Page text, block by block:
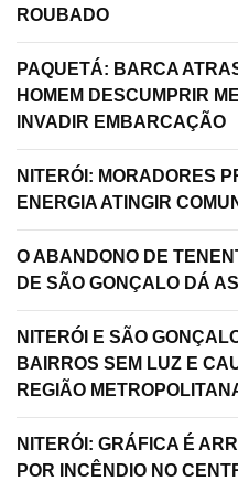
ROUBADO
PAQUETÁ: BARCA
HOMEM DESCUMPRIR
INVADIR EMBARCAÇÃO
NITERÓI: MORADORES
ENERGIA ATINGIR
O ABANDONO DE
DE SÃO GONÇALO DÁ
NITERÓI E SÃO
BAIRROS SEM LUZ E
REGIÃO
NITERÓI: GRÁFICA É
POR INCÊNDIO NO